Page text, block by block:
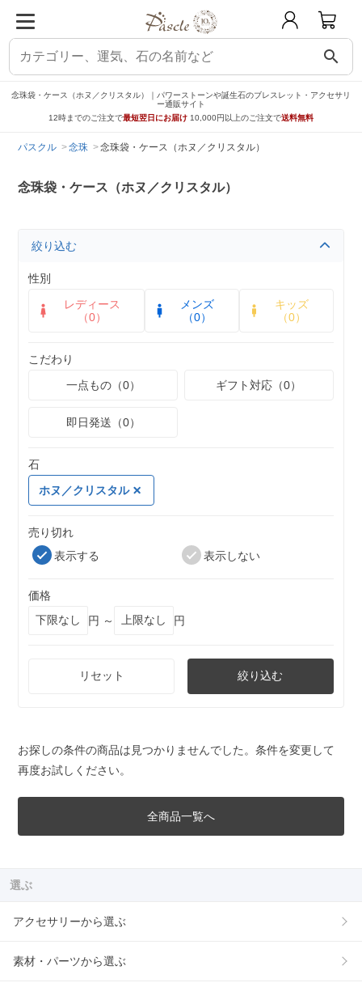
search
念珠袋・ケース（ホヌ／クリスタル）｜パワーストーンや誕生石のブレスレット・アクセサリ
ー通販サイト
12時までのご注文で最短翌日にお届け 10,000円以上のご注文で送料無料
パスクル 念珠 念珠袋・ケース（ホヌ／クリスタル）
念珠袋・ケース（ホヌ／クリスタル）
絞り込む
性別
レディース
（0）
メンズ
（0）
キッズ
（0）
こだわり
一点もの（0）
ギフト対応（0）
即日発送（0）
石
ホヌ／クリスタル
売り切れ
表示する
表示しない
価格
円 ～
円
リセット 絞り込む
お探しの条件の商品は見つかりませんでした。条件を変更して
再度お試しください。
全商品一覧へ
選ぶ
アクセサリーから選ぶ
素材・パーツから選ぶ